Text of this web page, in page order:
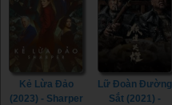
Kẻ Lừa Đảo
(2023) - Sharper
Lữ Đoàn Đường
Sắt (2021) -